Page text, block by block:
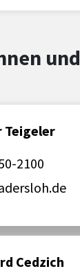
und
Teigeler
2100
Cedzich